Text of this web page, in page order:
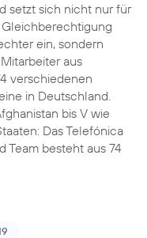
setzt sich nicht nur für
ein, sondern
aus
verschiedenen
in Deutschland.
bis V wie
Das Telefónica
Team besteht aus 74